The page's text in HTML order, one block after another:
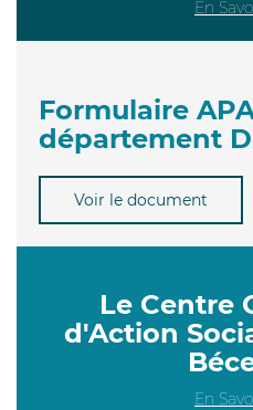
En
Formulaire
département
Voir le document
Le Centre
d'Action
En